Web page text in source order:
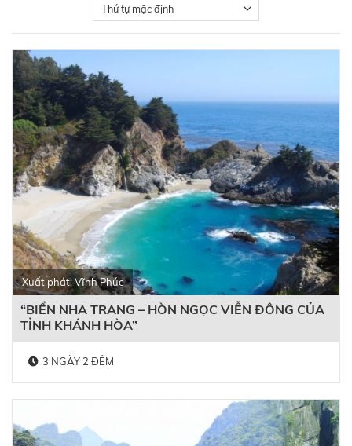
Xuất phát: Vĩnh Phúc
“BIỂN NHA TRANG – HÒN NGỌC VIỄN ĐÔNG CỦA
TỈNH KHÁNH HÒA”
3 NGÀY 2 ĐÊM